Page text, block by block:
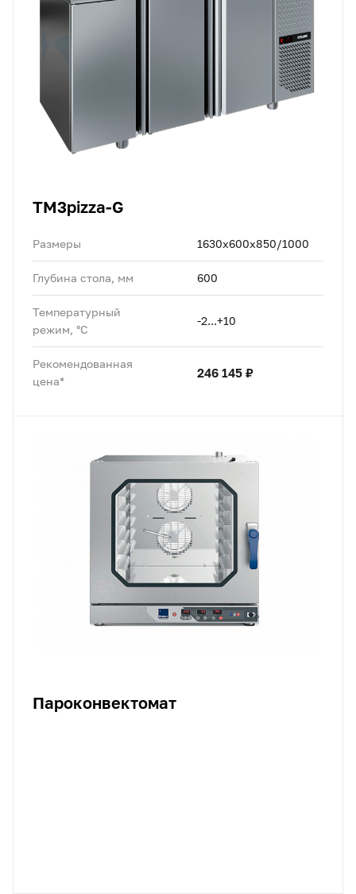
TM3pizza-G
Размеры 1630x600x850/1000
Глубина стола, мм 600
Температурный
режим, °C
-2...+10
Рекомендованная
цена*
246 145 ₽
Пароконвектомат